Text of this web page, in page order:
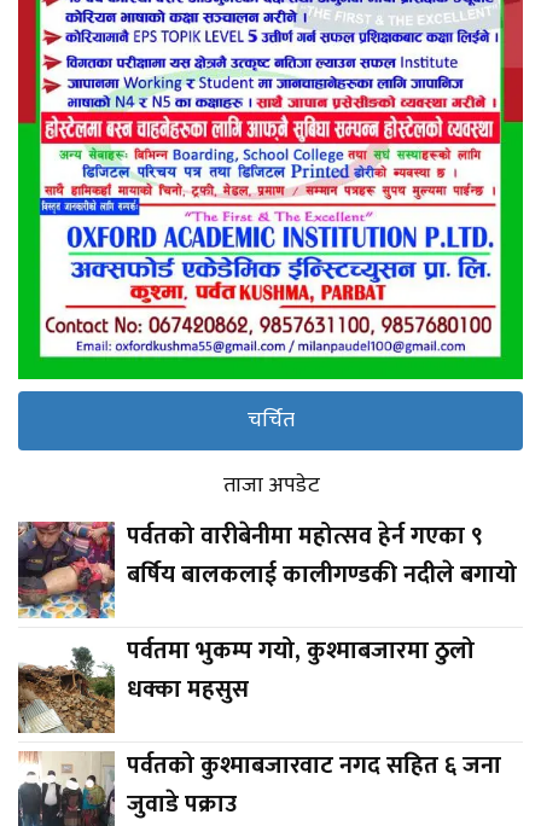
चर्चित
ताजा अपडेट
पर्वतको वारीबेनीमा महोत्सव हेर्न गएका ९
बर्षिय बालकलाई कालीगण्डकी नदीले बगायो
पर्वतमा भुकम्प गयो, कुश्माबजारमा ठुलो
धक्का महसुस
पर्वतको कुश्माबजारवाट नगद सहित ६ जना
जुवाडे पक्राउ